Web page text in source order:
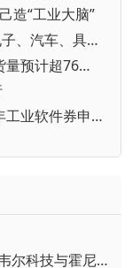
造“工业大脑”
▪ 三展联动，一站赋能AI算力、消费电子、汽车、具身机器人与智能制造产业链资源对接
▪ 到2030年，全球工业机器人年度出货量预计超76万台
▪ 湖北省经信厅办公室关于开展2026年工业软件券申领工作的通知
▪ 霍尼韦尔发布分拆后全新品牌：霍尼韦尔科技与霍尼韦尔航空航天